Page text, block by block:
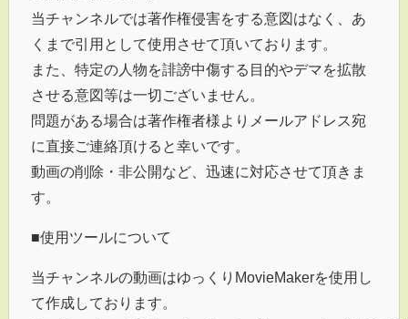
当チャンネルでは著作権侵害をする意図はなく、あ
くまで引用として使用させて頂いております。
また、特定の人物を誹謗中傷する目的やデマを拡散
させる意図等は一切ございません。
問題がある場合は著作権者様よりメールアドレス宛
に直接ご連絡頂けると幸いです。
動画の削除・非公開など、迅速に対応させて頂きま
す。
■使用ツールについて
当チャンネルの動画はゆっくりMovieMakerを使用し
て作成しております。